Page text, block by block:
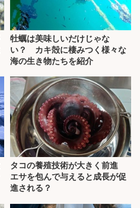
牡蠣は美味しいだけじゃな
い？ カキ殻に棲みつく様々な
海の生き物たちを紹介
タコの養殖技術が大きく前進
エサを包んで与えると成長が促
進される？